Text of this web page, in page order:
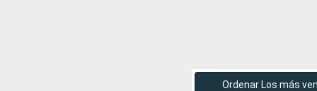
Ordenar Los más